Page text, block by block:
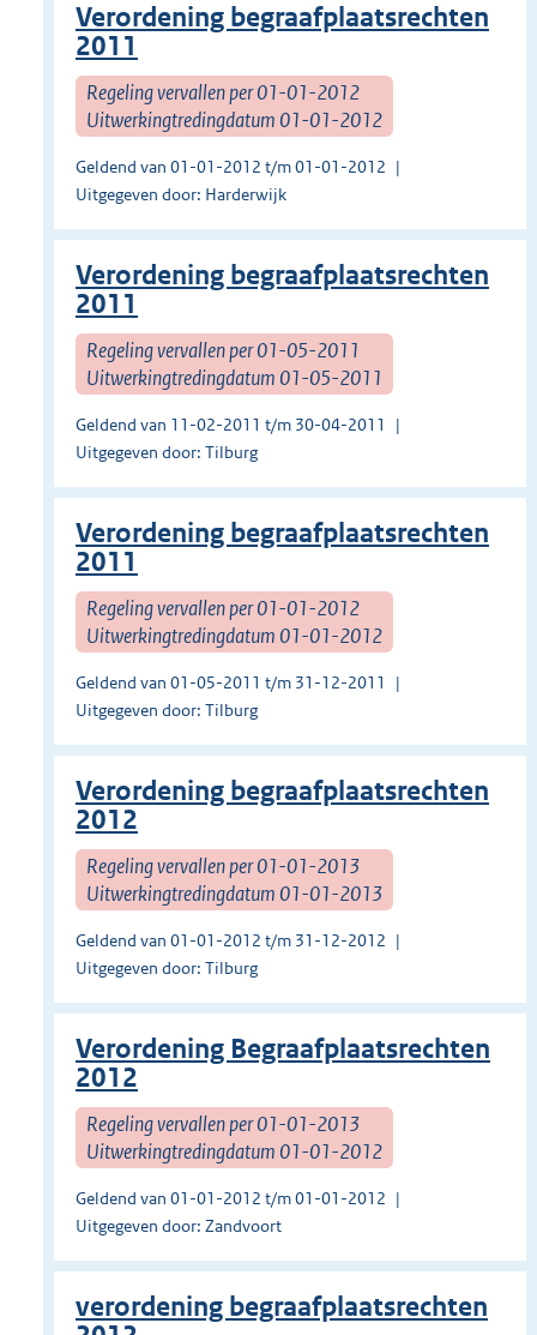
Verordening begraafplaatsrechten
2011
Regeling vervallen per 01-01-2012
Uitwerkingtredingdatum 01-01-2012
Geldend van 01-01-2012 t/m 01-01-2012
Uitgegeven door: Harderwijk
Verordening begraafplaatsrechten
2011
Regeling vervallen per 01-05-2011
Uitwerkingtredingdatum 01-05-2011
Geldend van 11-02-2011 t/m 30-04-2011
Uitgegeven door: Tilburg
Verordening begraafplaatsrechten
2011
Regeling vervallen per 01-01-2012
Uitwerkingtredingdatum 01-01-2012
Geldend van 01-05-2011 t/m 31-12-2011
Uitgegeven door: Tilburg
Verordening begraafplaatsrechten
2012
Regeling vervallen per 01-01-2013
Uitwerkingtredingdatum 01-01-2013
Geldend van 01-01-2012 t/m 31-12-2012
Uitgegeven door: Tilburg
Verordening Begraafplaatsrechten
2012
Regeling vervallen per 01-01-2013
Uitwerkingtredingdatum 01-01-2012
Geldend van 01-01-2012 t/m 01-01-2012
Uitgegeven door: Zandvoort
verordening begraafplaatsrechten